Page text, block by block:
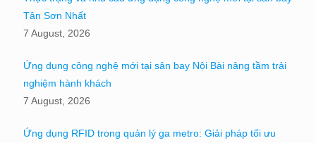
Tân Sơn Nhất
7 August, 2026
Ứng dụng công nghệ mới tại sân bay Nội Bài nâng tầm trải
nghiệm hành khách
7 August, 2026
Ứng dụng RFID trong quản lý ga metro: Giải pháp tối ưu